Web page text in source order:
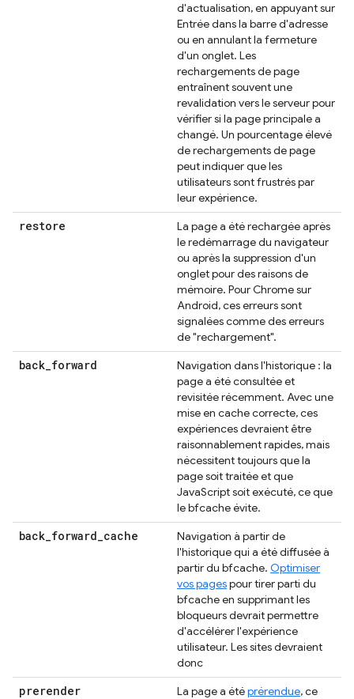
d'actualisation, en appuyant sur
Entrée dans la barre d'adresse
ou en annulant la fermeture
d'un onglet. Les
rechargements de page
entraînent souvent une
revalidation vers le serveur pour
vérifier si la page principale a
changé. Un pourcentage élevé
de rechargements de page
peut indiquer que les
utilisateurs sont frustrés par
leur expérience.
restore
La page a été rechargée après
le redémarrage du navigateur
ou après la suppression d'un
onglet pour des raisons de
mémoire. Pour Chrome sur
Android, ces erreurs sont
signalées comme des erreurs
de "rechargement".
back_forward
Navigation dans l'historique : la
page a été consultée et
revisitée récemment. Avec une
mise en cache correcte, ces
expériences devraient être
raisonnablement rapides, mais
nécessitent toujours que la
page soit traitée et que
JavaScript soit exécuté, ce que
le bfcache évite.
back_forward_cache
Navigation à partir de
l'historique qui a été diffusée à
partir du bfcache. Optimiser
vos pagespour tirer parti du
bfcache en supprimant les
bloqueurs devrait permettre
d'accélérer l'expérience
utilisateur. Les sites devraient
donc
prerender La page a étéprérendue, ce